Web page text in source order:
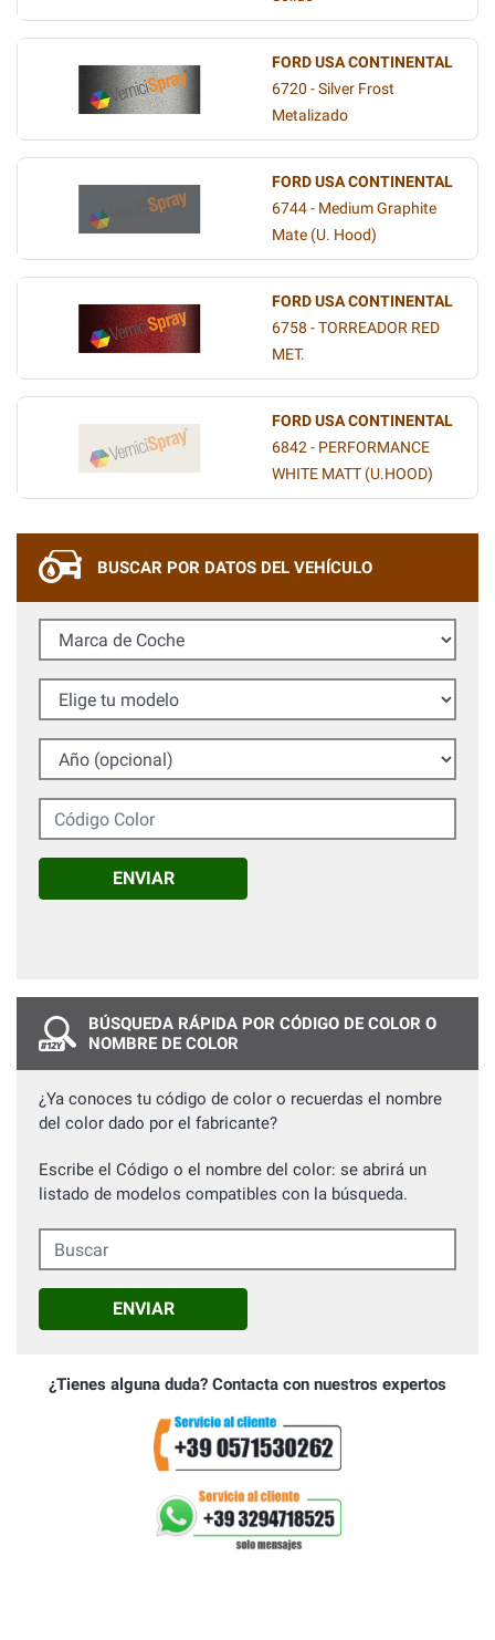
FORD USA CONTINENTAL
6720 - Silver Frost
Metalizado
FORD USA CONTINENTAL
6744 - Medium Graphite
Mate (U. Hood)
FORD USA CONTINENTAL
6758 - TORREADOR RED
MET.
FORD USA CONTINENTAL
6842 - PERFORMANCE
WHITE MATT (U.HOOD)
BUSCAR POR DATOS DEL VEHÍCULO
Marca de Coche
Elige tu modelo
Año (opcional)
Código Color
ENVIAR
BÚSQUEDA RÁPIDA POR CÓDIGO DE COLOR O
NOMBRE DE COLOR
¿Ya conoces tu código de color o recuerdas el nombre
del color dado por el fabricante?
Escribe el Código o el nombre del color: se abrirá un
listado de modelos compatibles con la búsqueda.
Buscar
ENVIAR
¿Tienes alguna duda? Contacta con nuestros expertos